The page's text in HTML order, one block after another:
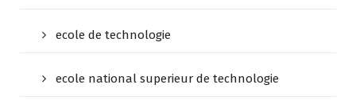
ecole de technologie
ecole national superieur de technologie